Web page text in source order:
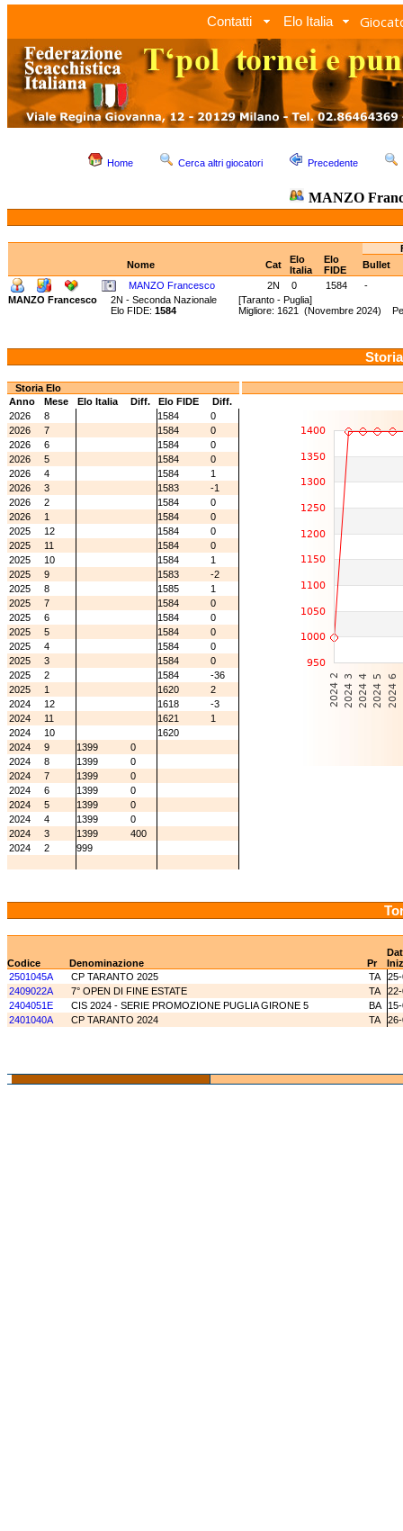
Contatti Elo Italia
Home Cerca altri giocatori Precedente
MANZO
Nome
Cat
Elo
Italia
Elo
FIDE
Bullet
MANZO Francesco
2N 0 1584
-
MANZO Francesco
2N - Seconda Nazionale [Taranto - Puglia]
Elo FIDE: 1584 Migliore: 1621 (Novembre 2024)
Storia Elo
Anno
Mese Elo Italia Diff. Elo FIDE
Diff.
2026
8 1584
0
2026
7 1584
0
2026
6 1584
0
2026
5 1584
0
2026
4 1584
1
2026
3 1583
-1
2026
2 1584
0
2026
1 1584
0
2025
12 1584
0
2025
11 1584
0
2025
10 1584
1
2025
9 1583
-2
2025
8 1585
1
2025
7 1584
0
2025
6 1584
0
2025
5 1584
0
2025
4 1584
0
2025
3 1584
0
2025
2 1584
-36
2025
1 1620
2
2024
12 1618
-3
2024
11 1621
1
2024
10
1620
2024
9 1399
0
2024
8 1399
0
2024
7 1399
0
2024
6 1399
0
2024
5 1399
0
2024
4 1399
0
2024
3 1399
400
2024
2 999
Codice
Denominazione Pr
2501045A
CP TARANTO 2025 TA
2409022A
7° OPEN DI FINE ESTATE TA
2404051E
CIS 2024 - SERIE PROMOZIONE PUGLIA GIRONE 5 BA
2401040A
CP TARANTO 2024 TA